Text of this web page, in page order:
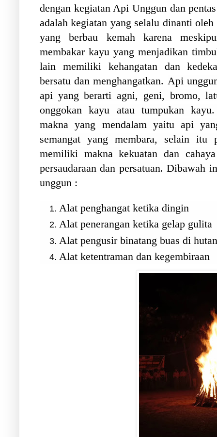
dengan kegiatan Api Unggun dan
adalah kegiatan yang selalu dinanti
yang berbau kemah karena
membakar kayu yang menjadikan
lain memiliki kehangatan dan
bersatu dan menghangatkan. Api
api yang berarti agni, geni, bromo,
onggokan kayu atau tumpukan
makna yang mendalam yaitu api
semangat yang membara, selain itu
memiliki makna kekuatan dan
persaudaraan dan persatuan.Dibawah
unggun :
Alat penghangat ketika dingin
Alat penerangan ketika gelap gulita
Alat pengusir binatang buas di hutan
Alat ketentraman dan kegembiraan